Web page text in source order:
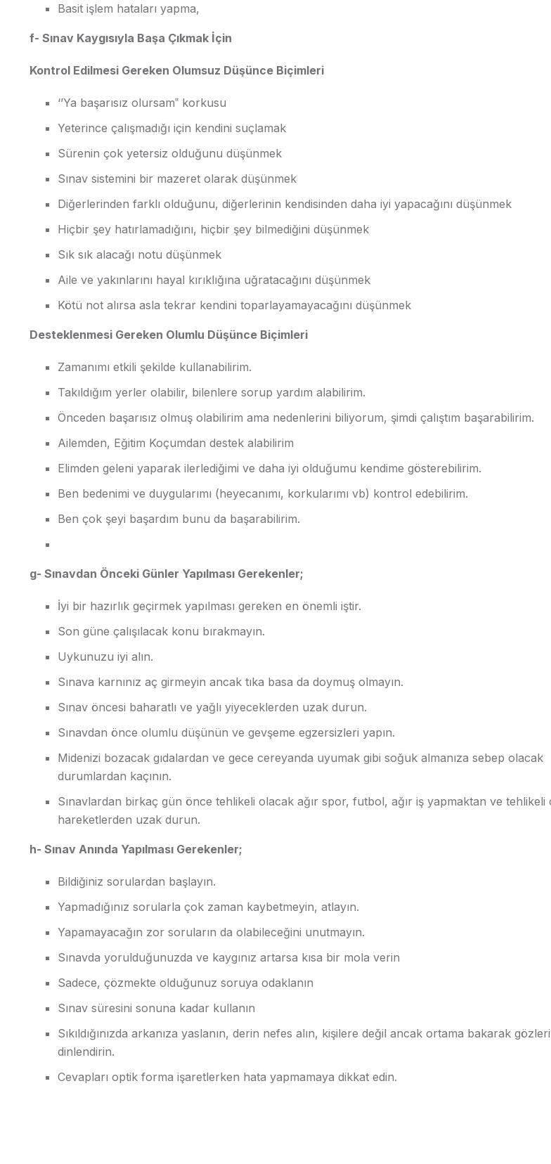
Basit işlem hataları yapma,
f- Sınav Kaygısıyla Başa Çıkmak İçin
Kontrol Edilmesi Gereken Olumsuz Düşünce Biçimleri
‘’Ya başarısız olursam‟ korkusu
Yeterince çalışmadığı için kendini suçlamak
Sürenin çok yetersiz olduğunu düşünmek
Sınav sistemini bir mazeret olarak düşünmek
Diğerlerinden farklı olduğunu, diğerlerinin kendisinden daha iyi yapacağını düşünmek
Hiçbir şey hatırlamadığını, hiçbir şey bilmediğini düşünmek
Sık sık alacağı notu düşünmek
Aile ve yakınlarını hayal kırıklığına uğratacağını düşünmek
Kötü not alırsa asla tekrar kendini toparlayamayacağını düşünmek
Desteklenmesi Gereken Olumlu Düşünce Biçimleri
Zamanımı etkili şekilde kullanabilirim.
Takıldığım yerler olabilir, bilenlere sorup yardım alabilirim.
Önceden başarısız olmuş olabilirim ama nedenlerini biliyorum, şimdi çalıştım başarabilirim.
Ailemden, Eğitim Koçumdan destek alabilirim
Elimden geleni yaparak ilerlediğimi ve daha iyi olduğumu kendime gösterebilirim.
Ben bedenimi ve duygularımı (heyecanımı, korkularımı vb) kontrol edebilirim.
Ben çok şeyi başardım bunu da başarabilirim.
g- Sınavdan Önceki Günler Yapılması Gerekenler;
İyi bir hazırlık geçirmek yapılması gereken en önemli iştir.
Son güne çalışılacak konu bırakmayın.
Uykunuzu iyi alın.
Sınava karnınız aç girmeyin ancak tıka basa da doymuş olmayın.
Sınav öncesi baharatlı ve yağlı yiyeceklerden uzak durun.
Sınavdan önce olumlu düşünün ve gevşeme egzersizleri yapın.
Midenizi bozacak gıdalardan ve gece cereyanda uyumak gibi soğuk almanıza sebep olacak
durumlardan kaçının.
Sınavlardan birkaç gün önce tehlikeli olacak ağır spor, futbol, ağır iş yapmaktan ve tehlikeli
hareketlerden uzak durun.
h- Sınav Anında Yapılması Gerekenler;
Bildiğiniz sorulardan başlayın.
Yapmadığınız sorularla çok zaman kaybetmeyin, atlayın.
Yapamayacağın zor soruların da olabileceğini unutmayın.
Sınavda yorulduğunuzda ve kaygınız artarsa kısa bir mola verin
Sadece, çözmekte olduğunuz soruya odaklanın
Sınav süresini sonuna kadar kullanın
Sıkıldığınızda arkanıza yaslanın, derin nefes alın, kişilere değil ancak ortama bakarak
dinlendirin.
Cevapları optik forma işaretlerken hata yapmamaya dikkat edin.